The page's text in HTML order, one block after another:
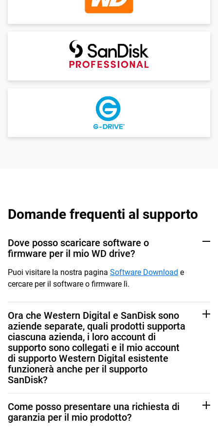
Domande frequenti al supporto
Dove posso scaricare software o
firmware per il mio WD drive?
Puoi visitare la nostra pagina Software Download e
cercare per il software o firmware lì.
Ora che Western Digital e SanDisk sono
aziende separate, quali prodotti supporta
ciascuna azienda, i loro account di
supporto sono collegati e il mio account
di supporto Western Digital esistente
funzionerà anche per il supporto
SanDisk?
Western Digital Support gestisce Hard Disk Drives
(Desktop, Portatili e Interni) e prodotti Platform (Data
Come posso presentare una richiesta di
garanzia per il mio prodotto?